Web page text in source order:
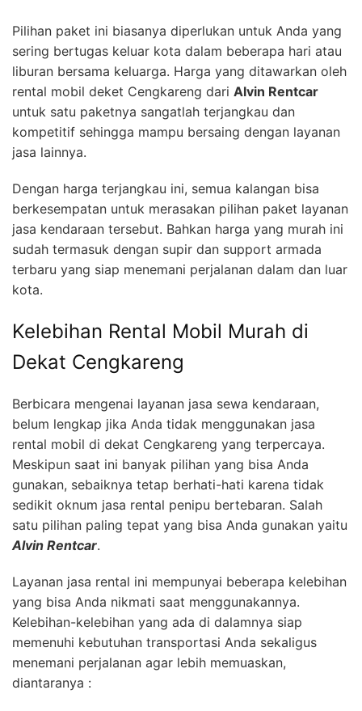
Pilihan paket ini biasanya diperlukan untuk Anda yang
sering bertugas keluar kota dalam beberapa hari atau
liburan bersama keluarga. Harga yang ditawarkan oleh
rental mobil deket Cengkareng dari Alvin Rentcar
untuk satu paketnya sangatlah terjangkau dan
kompetitif sehingga mampu bersaing dengan layanan
jasa lainnya.
Dengan harga terjangkau ini, semua kalangan bisa
berkesempatan untuk merasakan pilihan paket layanan
jasa kendaraan tersebut. Bahkan harga yang murah ini
sudah termasuk dengan supir dan support armada
terbaru yang siap menemani perjalanan dalam dan luar
kota.
Kelebihan Rental Mobil Murah di
Dekat Cengkareng
Berbicara mengenai layanan jasa sewa kendaraan,
belum lengkap jika Anda tidak menggunakan jasa
rental mobil di dekat Cengkareng yang terpercaya.
Meskipun saat ini banyak pilihan yang bisa Anda
gunakan, sebaiknya tetap berhati-hati karena tidak
sedikit oknum jasa rental penipu bertebaran. Salah
satu pilihan paling tepat yang bisa Anda gunakan yaitu
Alvin Rentcar.
Layanan jasa rental ini mempunyai beberapa kelebihan
yang bisa Anda nikmati saat menggunakannya.
Kelebihan-kelebihan yang ada di dalamnya siap
memenuhi kebutuhan transportasi Anda sekaligus
menemani perjalanan agar lebih memuaskan,
diantaranya :